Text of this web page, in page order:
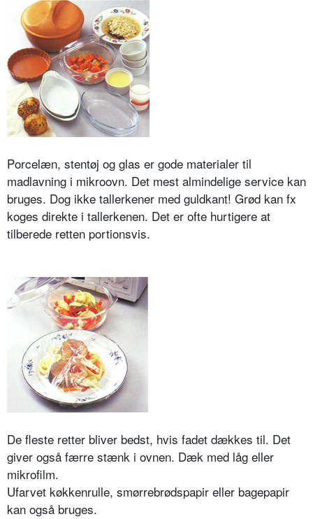
Porcelæn, stentøj og glas er gode materialer til
madlavning i mikroovn. Det mest almindelige service kan
bruges. Dog ikke tallerkener med guldkant! Grød kan fx
koges direkte i tallerkenen. Det er ofte hurtigere at
tilberede retten portionsvis.
De fleste retter bliver bedst, hvis fadet dækkes til. Det
giver også færre stænk i ovnen. Dæk med låg eller
mikrofilm.
Ufarvet køkkenrulle, smørrebrødspapir eller bagepapir
kan også bruges.